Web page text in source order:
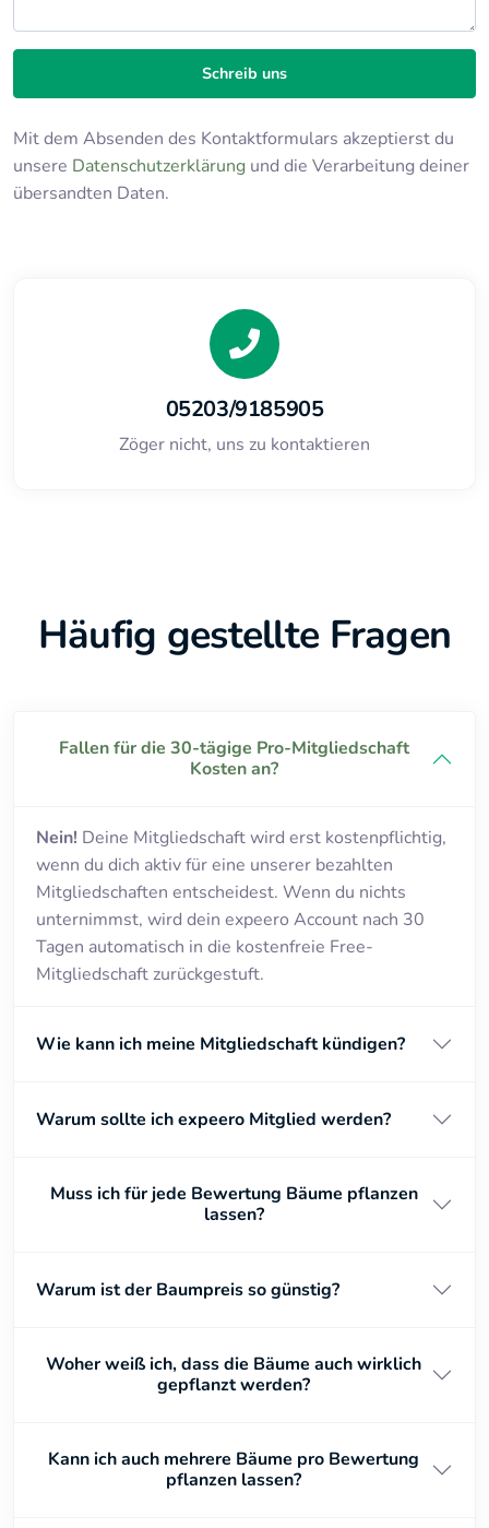
Schreib uns
Mit dem Absenden des Kontaktformulars akzeptierst du
unsere Datenschutzerklärung und die Verarbeitung deiner
übersandten Daten.
05203/9185905
Zöger nicht, uns zu kontaktieren
Häufig gestellte Fragen
Fallen für die 30-tägige Pro-Mitgliedschaft
Kosten an?
Nein! Deine Mitgliedschaft wird erst kostenpflichtig,
wenn du dich aktiv für eine unserer bezahlten
Mitgliedschaften entscheidest. Wenn du nichts
unternimmst, wird dein expeero Account nach 30
Tagen automatisch in die kostenfreie Free-
Mitgliedschaft zurückgestuft.
Wie kann ich meine Mitgliedschaft kündigen?
Warum sollte ich expeero Mitglied werden?
Muss ich für jede Bewertung Bäume pflanzen
lassen?
Warum ist der Baumpreis so günstig?
Woher weiß ich, dass die Bäume auch wirklich
gepflanzt werden?
Kann ich auch mehrere Bäume pro Bewertung
pflanzen lassen?